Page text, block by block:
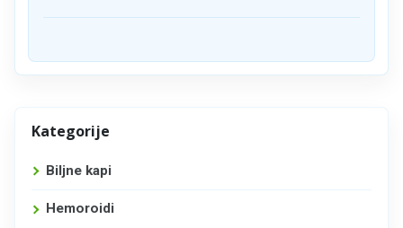
Kategorije
Biljne kapi
Hemoroidi